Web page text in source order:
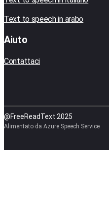
Text to speech in arabo
Aiuto
Contattaci
@FreeReadText 2025
Alimentato da Azure Speech Service